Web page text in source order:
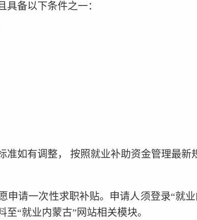
具备以下条件之一：
准如有调整， 按照就业补助资金管理最新
申请一次性求职补贴。申请人须登录“就
至“就业内蒙古”网站相关模块。